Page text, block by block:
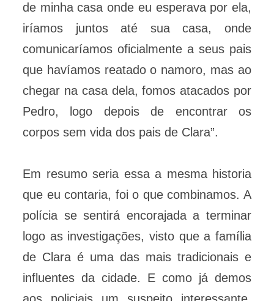
de minha casa onde eu esperava por ela,
iríamos juntos até sua casa, onde
comunicaríamos oficialmente a seus pais
que havíamos reatado o namoro, mas ao
chegar na casa dela, fomos atacados por
Pedro, logo depois de encontrar os
corpos sem vida dos pais de Clara”.
Em resumo seria essa a mesma historia
que eu contaria, foi o que combinamos. A
polícia se sentirá encorajada a terminar
logo as investigações, visto que a família
de Clara é uma das mais tradicionais e
influentes da cidade. E como já demos